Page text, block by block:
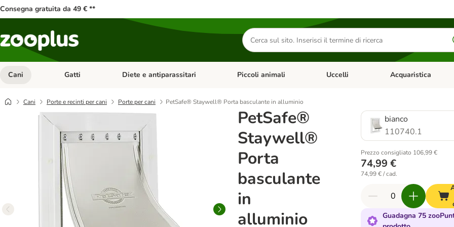
Consegna gratuita da 49 € **
Cerca
prodotti
Cani Apri Menu Categoria: Cani
Gatti Apri Menu Categoria: Gatti
Diete e antiparassitari Apri Menu Categoria: Diete e antiparassitari
Piccoli animali Apri Menu Categoria: Piccoli animali
Uccelli Apri Menu Categoria:
Acquaristica
Cani Porte e recinti per cani Porte per cani PetSafe® Staywell® Porta basculante in alluminio
PetSafe®
Staywell®
Porta
basculante
in
alluminio
bianco
110740.1
Prezzo consigliato 106,99 €
74,99 €
74,99 € / cad.
Guadagna 75